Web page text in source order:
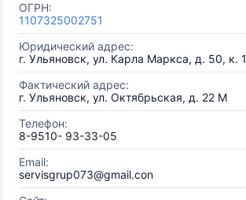
ОГРН:
1107325002751
Юридический адрес:
г. Ульяновск, ул. Карла Маркса, д. 50, к. 1
Фактический адрес:
г. Ульяновск, ул. Октябрьская, д. 22 М
Телефон:
8-9510- 93-33-05
Email:
servisgrup073@gmail.con